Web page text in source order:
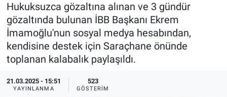
Hukuksuzca gözaltına alınan ve 3 gündür
gözaltında bulunan İBB Başkanı Ekrem
İmamoğlu'nun sosyal medya hesabından,
kendisine destek için Saraçhane önünde
toplanan kalabalık paylaşıldı.
21.03.2025 - 15:51
YAYINLANMA
523
GÖSTERIM
Dünya
Ege Saati
Ege'den Esintiler
Eğitim
Spor
Yayın Akışı
İletişim
Son Dakika Haberleri
Haber Arşivi